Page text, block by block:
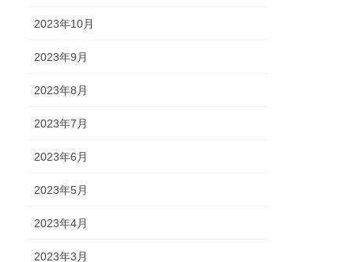
2023年10月
2023年9月
2023年8月
2023年7月
2023年6月
2023年5月
2023年4月
2023年3月